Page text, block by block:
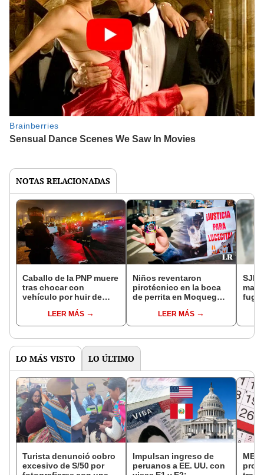
NOTAS RELACIONADAS
Caballo de la PNP muere
tras chocar con
vehículo por huir de
Blanquiazul
LEER MÁS
Niños reventaron
pirotécnico en la boca
de perrita en Moquegua:
LEER MÁS
SJL:
fuga
LO MÁS VISTO LO ÚLTIMO
Turista denunció cobro
excesivo de S/50 por
Impulsan ingreso de
peruanos a EE. UU. con
MEF